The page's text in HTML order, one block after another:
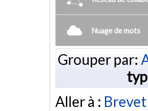
Nuage de mots
Grouper par:
Aller à : Brevet